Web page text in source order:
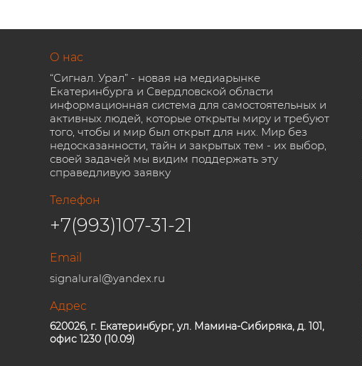
О нас
“Сигнал. Урал” - новая на медиарынке
Екатеринбурга и Свердловской области
информационная система для самостоятельных и
активных людей, которые открыты миру и требуют
того, чтобы и мир был открыт для них. Мир без
недосказанности, тайн и закрытых тем - их выбор,
своей задачей мы видим поддержать эту
справедливую заявку
Телефон
+7(993)107-31-21
Email
signalural@yandex.ru
Адрес
620026, г. Екатеринбург, ул. Мамина-Сибиряка, д. 101,
офис 1230 (10.09)